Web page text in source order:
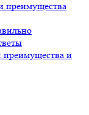
преимущества
преимущества и